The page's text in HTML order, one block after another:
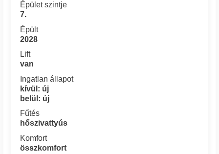
Épület szintje
7.
Épült
2028
Lift
van
Ingatlan állapot
kívül: új
belül: új
Fűtés
hőszivattyús
Komfort
összkomfort